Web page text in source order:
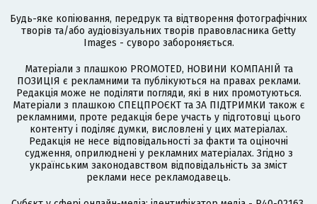
Будь-яке копіювання, передрук та відтворення фотографічних
творів та/або аудіовізуальних творів правовласника Getty
Images - суворо забороняється.
Матеріали з плашкою PROMOTED, НОВИНИ КОМПАНІЙ та
ПОЗИЦІЯ є рекламними та публікуються на правах реклами.
Редакція може не поділяти погляди, які в них промотуються.
Матеріали з плашкою СПЕЦПРОЄКТ та ЗА ПІДТРИМКИ також є
рекламними, проте редакція бере участь у підготовці цього
контенту і поділяє думки, висловлені у цих матеріалах.
Редакція не несе відповідальності за факти та оціночні
судження, оприлюднені у рекламних матеріалах. Згідно з
українським законодавством відповідальність за зміст
реклами несе рекламодавець.